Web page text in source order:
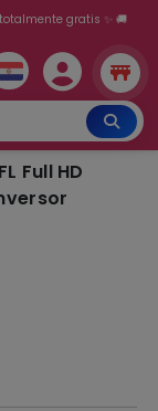
adheridas!
Full HD